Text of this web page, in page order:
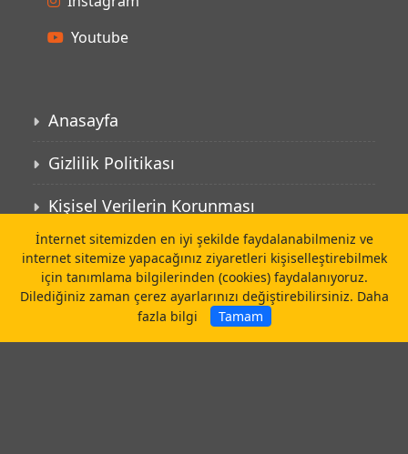
Youtube
Anasayfa
Gizlilik Politikası
Kişisel Verilerin Korunması
İletişim
©surkon.com.tr
İnternet sitemizden en iyi şekilde faydalanabilmeniz ve
internet sitemize yapacağınız ziyaretleri kişiselleştirebilmek
için tanımlama bilgilerinden (cookies) faydalanıyoruz.
Dilediğiniz zaman çerez ayarlarınızı değiştirebilirsiniz. Daha
fazla bilgi
Tamam